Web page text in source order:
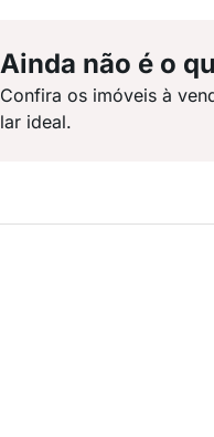
Ainda não é o
Confira os imóveis à
lar ideal.